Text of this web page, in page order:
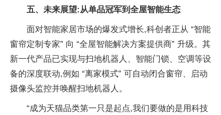
五、未来展望:从单品冠军到全屋智能生态
面对智能家居市场的爆发式增长,科创者正从 “智能
窗帘定制专家” 向 “全屋智能解决方案提供商” 升级。其
新一代产品已实现与扫地机器人、智能门锁、空调等设
备的深度联动,例如 “离家模式” 可自动闭合窗帘、启动
摄像头监控并唤醒扫地机器人。
“成为天猫品类第一只是起点,我们要做的是用科技